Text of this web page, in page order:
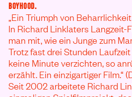
BOYHOOD.
„Ein Triumph von
In Richard Linklaters Langzeit-
man mit, wie ein Junge zum
Trotz fast drei Stunden
keine Minute verzichten, so
erzählt. Ein einzigartiger Film.“
Seit 2002 arbeitete Richard